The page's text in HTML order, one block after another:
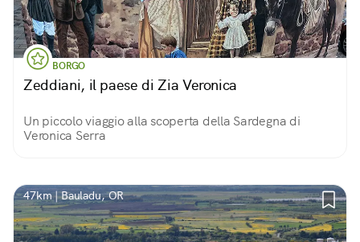
BORGO
Zeddiani, il paese di Zia Veronica
Un piccolo viaggio alla scoperta della Sardegna di
Veronica Serra
47km | Bauladu, OR